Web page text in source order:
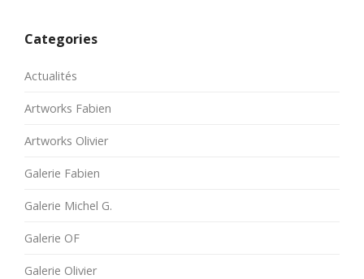
Categories
Actualités
Artworks Fabien
Artworks Olivier
Galerie Fabien
Galerie Michel G.
Galerie OF
Galerie Olivier